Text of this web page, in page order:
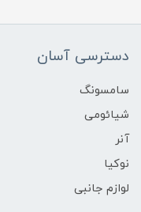
دسترسی آسان
سامسونگ
شیائومی
آنر
نوکیا
لوازم جانبی